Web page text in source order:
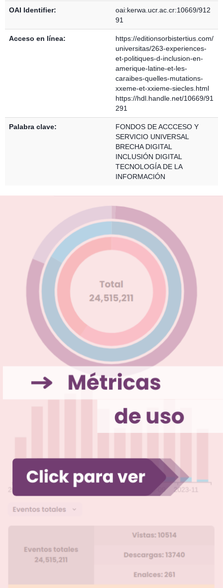
OAI Identifier:
oai:kerwa.ucr.ac.cr:10669/912
91
Acceso en línea:
https://editionsorbistertius.com/
universitas/263-experiences-
et-politiques-d-inclusion-en-
amerique-latine-et-les-
caraibes-quelles-mutations-
xxeme-et-xxieme-siecles.html
https://hdl.handle.net/10669/91
291
Palabra clave:
FONDOS DE ACCCESO Y
SERVICIO UNIVERSAL
BRECHA DIGITAL
INCLUSIÓN DIGITAL
TECNOLOGÍA DE LA
INFORMACIÓN